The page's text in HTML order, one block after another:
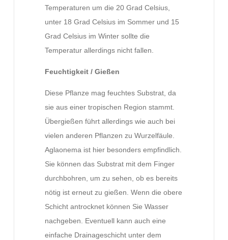
Temperaturen um die 20 Grad Celsius,
unter 18 Grad Celsius im Sommer und 15
Grad Celsius im Winter sollte die
Temperatur allerdings nicht fallen.
Feuchtigkeit / Gießen
Diese Pflanze mag feuchtes Substrat, da
sie aus einer tropischen Region stammt.
Übergießen führt allerdings wie auch bei
vielen anderen Pflanzen zu Wurzelfäule.
Aglaonema ist hier besonders empfindlich.
Sie können das Substrat mit dem Finger
durchbohren, um zu sehen, ob es bereits
nötig ist erneut zu gießen. Wenn die obere
Schicht antrocknet können Sie Wasser
nachgeben. Eventuell kann auch eine
einfache Drainageschicht unter dem